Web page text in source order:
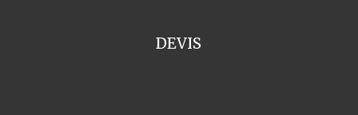
DEVIS